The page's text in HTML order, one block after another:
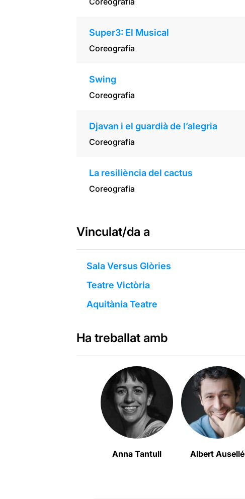
Super3: El Musical
Coreografia
Swing
Coreografia
Djavan i el guardià de l’alegria
Coreografia
La resiliència del cactus
Coreografia
Vinculat/da a
Sala Versus Glòries
Teatre Victòria
Aquitània Teatre
Ha treballat amb
Anna Tantull Albert Ausellé